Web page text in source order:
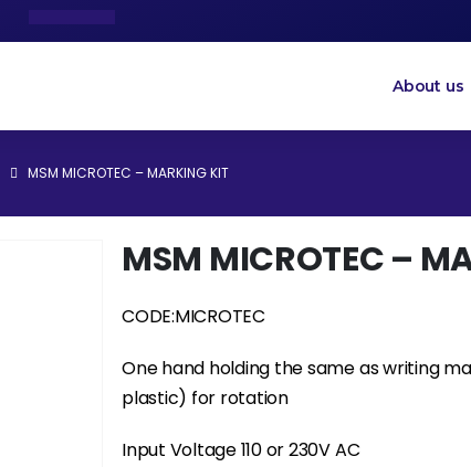
About us
MSM MICROTEC – MARKING KIT
MSM MICROTEC –
CODE:MICROTEC
One hand holding the same as writing
plastic) for rotation
Input Voltage 110 or 230V AC